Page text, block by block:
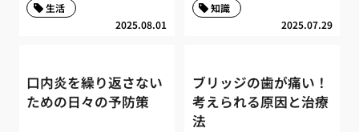
2025.08.01
生活
2025.07.29
知識
口内炎を繰り返さない
ための日々の予防策
ブリッジの歯が痛い！
考えられる原因と治療
法